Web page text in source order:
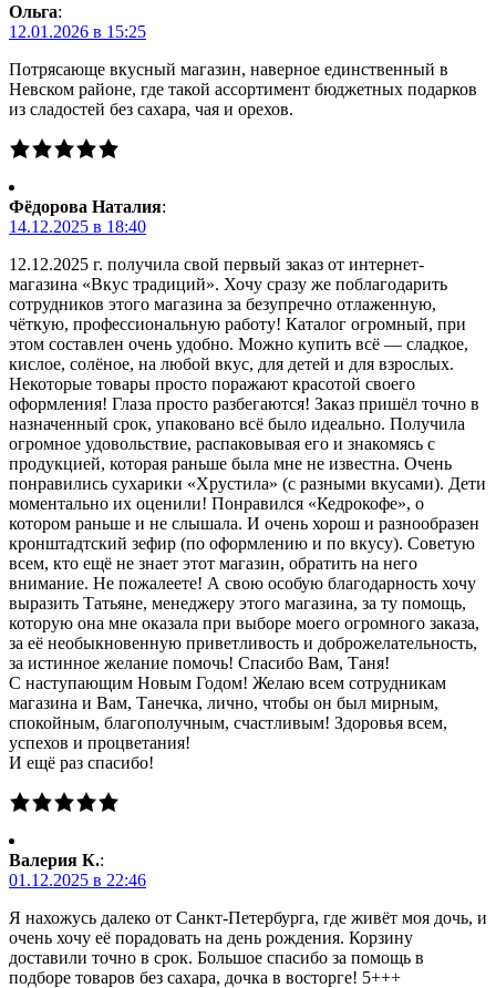
Ольга:
12.01.2026 в 15:25
Потрясающе вкусный магазин, наверное единственный в
Невском районе, где такой ассортимент бюджетных подарков
из сладостей без сахара, чая и орехов.
Фёдорова Наталия:
14.12.2025 в 18:40
12.12.2025 г. получила свой первый заказ от интернет-
магазина «Вкус традиций». Хочу сразу же поблагодарить
сотрудников этого магазина за безупречно отлаженную,
чёткую, профессиональную работу! Каталог огромный, при
этом составлен очень удобно. Можно купить всё — сладкое,
кислое, солёное, на любой вкус, для детей и для взрослых.
Некоторые товары просто поражают красотой своего
оформления! Глаза просто разбегаются! Заказ пришёл точно в
назначенный срок, упаковано всё было идеально. Получила
огромное удовольствие, распаковывая его и знакомясь с
продукцией, которая раньше была мне не известна. Очень
понравились сухарики «Хрустила» (с разными вкусами). Дети
моментально их оценили! Понравился «Кедрокофе», о
котором раньше и не слышала. И очень хорош и разнообразен
кронштадтский зефир (по оформлению и по вкусу). Советую
всем, кто ещё не знает этот магазин, обратить на него
внимание. Не пожалеете! А свою особую благодарность хочу
выразить Татьяне, менеджеру этого магазина, за ту помощь,
которую она мне оказала при выборе моего огромного заказа,
за её необыкновенную приветливость и доброжелательность,
за истинное желание помочь! Спасибо Вам, Таня!
С наступающим Новым Годом! Желаю всем сотрудникам
магазина и Вам, Танечка, лично, чтобы он был мирным,
спокойным, благополучным, счастливым! Здоровья всем,
успехов и процветания!
И ещё раз спасибо!
Валерия К.:
01.12.2025 в 22:46
Я нахожусь далеко от Санкт-Петербурга, где живёт моя дочь, и
очень хочу её порадовать на день рождения. Корзину
доставили точно в срок. Большое спасибо за помощь в
подборе товаров без сахара, дочка в восторге! 5+++